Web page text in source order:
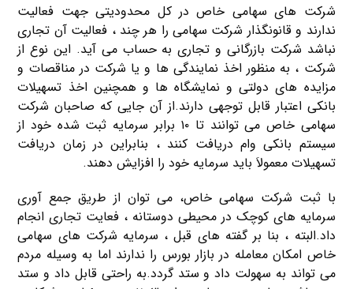
شرکت های سهامی خاص در کل محدودیتی جهت فعالیت
ندارند و قانونگذار شرکت سهامی را هر چند ، فعالیت آن تجاری
نباشد شرکت بازرگانی و تجاری به حساب می آید. این نوع از
شرکت ، به منظور اخذ نمایندگی ها و یا شرکت در مناقصات و
مزایده های دولتی و نمایشگاه ها و همچنین اخذ تسهیلات
بانکی اعتبار قابل توجهی دارند.از آن جایی که صاحبان شرکت
سهامی خاص می توانند تا ۱۰ برابر سرمایه ثبت شده خود از
سیستم بانکی وام دریافت کنند ، بنابراین در زمان دریافت
تسهیلات معمولاَ باید سرمایه خود را افزایش دهند.
با ثبت شرکت سهامی خاص، می توان از طریق جمع آوری
سرمایه های کوچک در محیطی دوستانه ، فعایت تجاری انجام
داد.البته ، بنا بر گفته های قبل ، سرمایه شرکت های سهامی
خاص امکان معامله در بازار بورس را ندارند اما به وسیله مردم
می تواند به سهولت داد و ستد گردد.به راحتی قابل داد و ستد